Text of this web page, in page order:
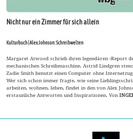
Nicht nur ein Zimmer für sich allein
Kulturbuch | Alex Johnson: Schreibwelten
Margaret Atwood schrieb ihren legendären ›Report
mechanischen Schreibmaschine. Astrid Lindgren
Zadie Smith benutzt einen Computer ohne
Wer sich schon immer fragte, wie seine
arbeiten, wohnen, leben, findet in den von Alex
erstaunliche Antworten und Inspirationen. Von